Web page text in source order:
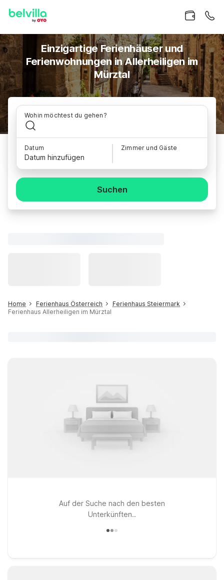
Einzigartige Ferienhäuser und
Ferienwohnungen in Allerheiligen im
Mürztal
Wohin möchtest du gehen?
Datum
Datum hinzufügen
Zimmer und Gäste
Suchen
Home Ferienhaus Österreich
Ferienhaus Steiermark
Ferienhaus Allerheiligen im Mürztal
Auf der Suche nach den besten
Unterkünften..